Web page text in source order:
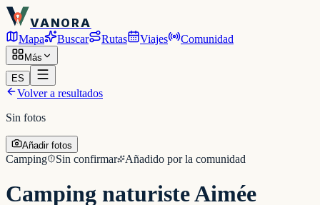
VANORA
Mapa Buscar Rutas Viajes Comunidad
Más
ES
Volver a resultados
Sin fotos
Añadir fotos
Camping Sin confirmar Añadido por la comunidad
Camping naturiste Aimée